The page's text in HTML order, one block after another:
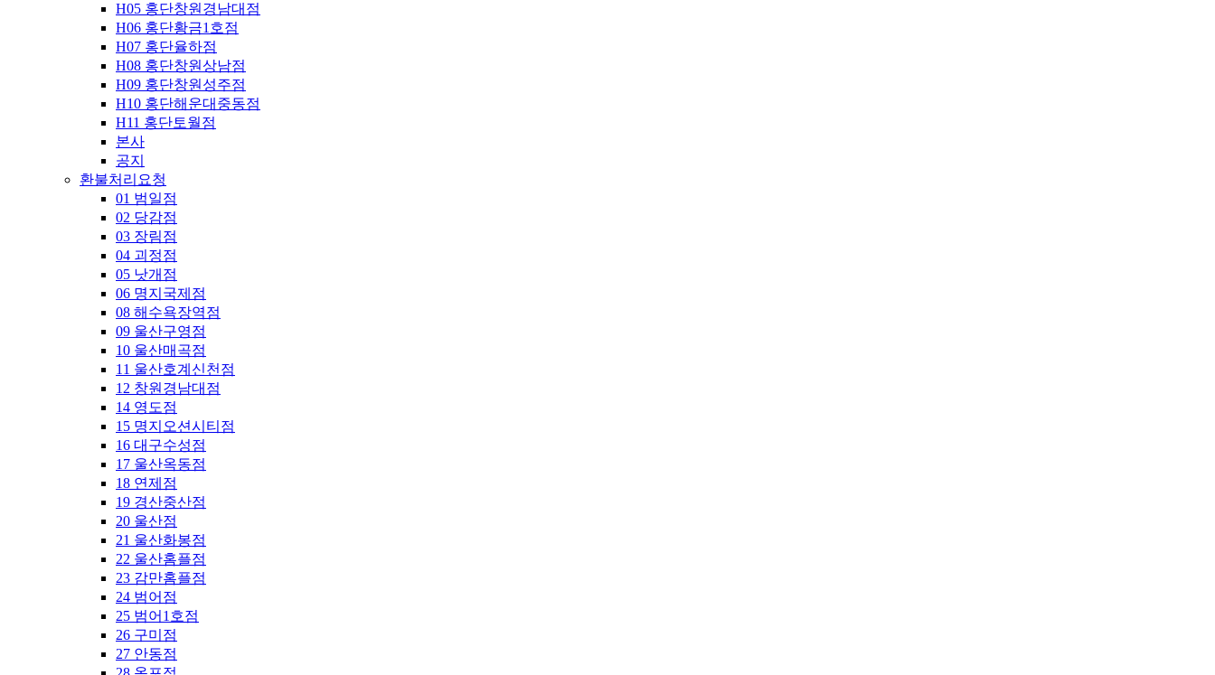
H05 홍단창원경남대점
H06 홍단황금1호점
H07 홍단율하점
H08 홍단창원상남점
H09 홍단창원성주점
H10 홍단해운대중동점
H11 홍단토월점
본사
공지
환불처리요청
01 범일점
02 당감점
03 장림점
04 괴정점
05 낫개점
06 명지국제점
08 해수욕장역점
09 울산구영점
10 울산매곡점
11 울산호계신천점
12 창원경남대점
14 영도점
15 명지오션시티점
16 대구수성점
17 울산옥동점
18 연제점
19 경산중산점
20 울산점
21 울산화봉점
22 울산홈플점
23 감만홈플점
24 범어점
25 범어1호점
26 구미점
27 안동점